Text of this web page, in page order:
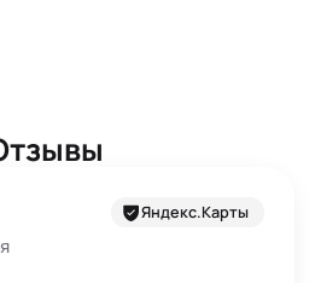
Яндекс.Карты